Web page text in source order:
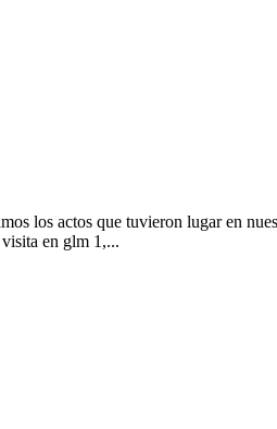
los actos que tuvieron lugar en
en glm 1,...